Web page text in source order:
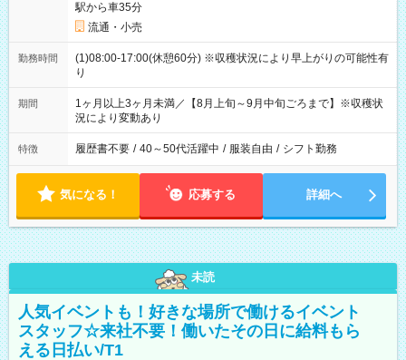
駅から車35分
流通・小売
勤務時間
(1)08:00-17:00(休憩60分) ※収穫状況により早上がりの可能性有
り
期間
1ヶ月以上3ヶ月未満／【8月上旬～9月中旬ごろまで】※収穫状
況により変動あり
特徴 履歴書不要 / 40～50代活躍中 / 服装自由 / シフト勤務
気になる！ 応募する 詳細へ
未読
人気イベントも！好きな場所で働けるイベント
スタッフ☆来社不要！働いたその日に給料もら
える日払い/T1